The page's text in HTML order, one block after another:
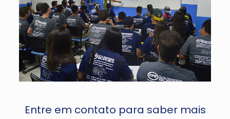
Entre em contato para saber mais